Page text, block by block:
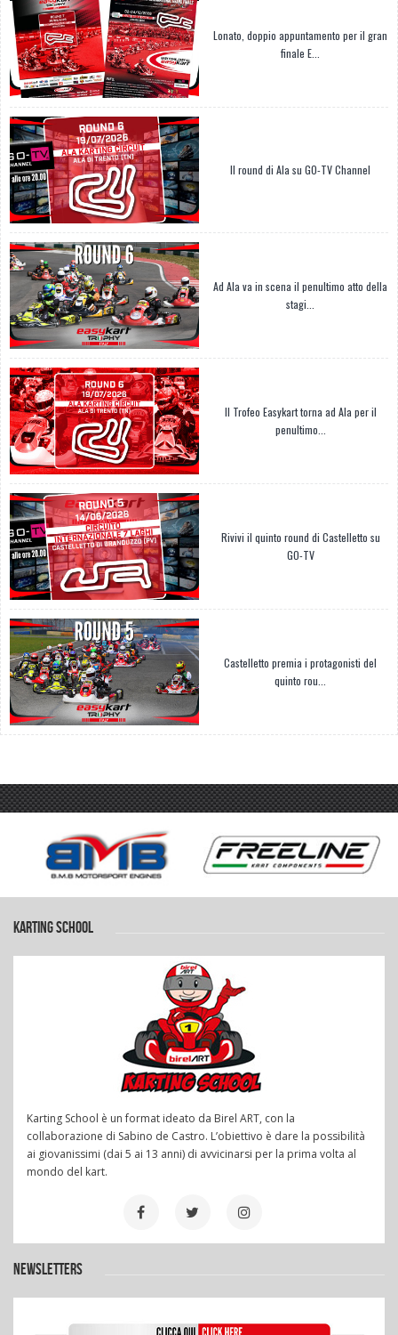
Lonato, doppio appuntamento per il gran
finale E...
Il round di Ala su GO-TV Channel
Ad Ala va in scena il penultimo atto della
stagi...
Il Trofeo Easykart torna ad Ala per il
penultimo...
Rivivi il quinto round di Castelletto su
GO-TV
Castelletto premia i protagonisti del
quinto rou...
KARTING SCHOOL
Karting School è un format ideato da Birel ART, con la
collaborazione di Sabino de Castro. L’obiettivo è dare la possibilità
ai giovanissimi (dai 5 ai 13 anni) di avvicinarsi per la prima volta al
mondo del kart.
NEWSLETTERS